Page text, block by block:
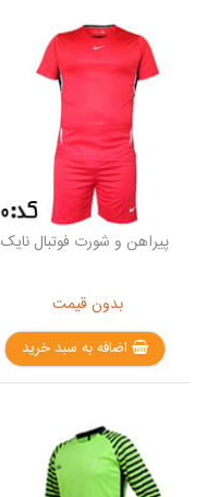
پیراهن و شورت فوتبال نایک
بدون قیمت
اضافه به سبد خرید